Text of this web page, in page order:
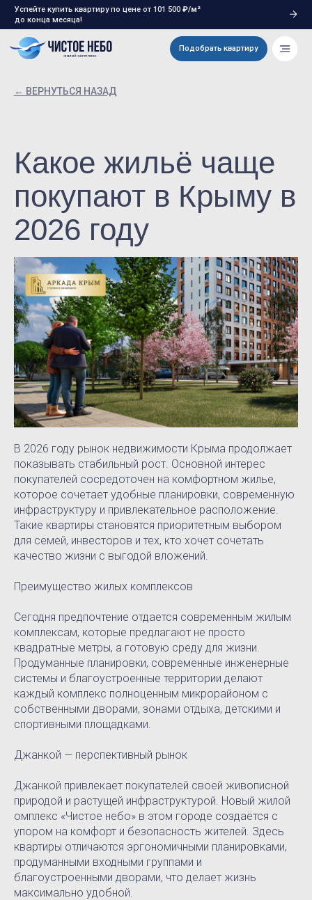
Успейте купить квартиру по цене от 101 500₽/м²
до конца месяца!
Какое жильё чаще
покупают в Крыму в
2026 году
В 2026 году рынок недвижимости Крыма продолжает
показывать стабильный рост. Основной интерес
покупателей сосредоточен на комфортном жилье,
которое сочетает удобные планировки, современную
инфраструктуру и привлекательное расположение.
Такие квартиры становятся приоритетным выбором
для семей, инвесторов и тех, кто хочет сочетать
качество жизни с выгодой вложений.
Преимущество жилых комплексов
Сегодня предпочтение отдается современным жилым
комплексам, которые предлагают не просто
квадратные метры, а готовую среду для жизни.
Продуманные планировки, современные инженерные
системы и благоустроенные территории делают
каждый комплекс полноценным микрорайоном с
собственными дворами, зонами отдыха, детскими и
спортивными площадками.
Джанкой — перспективный рынок
Джанкой привлекает покупателей своей живописной
природой и растущей инфраструктурой. Новый жилой
омплекс «Чистое небо» в этом городе создаётся с
упором на комфорт и безопасность жителей. Здесь
квартиры отличаются эргономичными планировками,
продуманными входными группами и
благоустроенными дворами, что делает жизнь
максимально удобной.